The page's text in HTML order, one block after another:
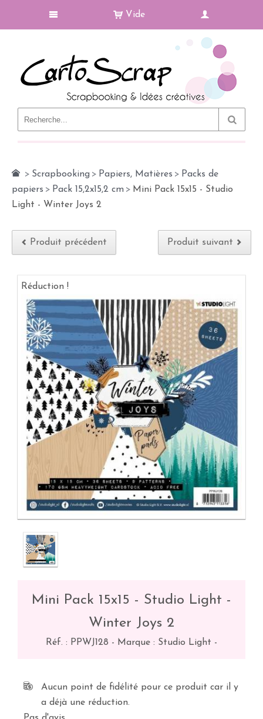
Vide
> Scrapbooking > Papiers, Matières > Packs de
papiers > Pack 15,2x15,2 cm > Mini Pack 15x15 - Studio
Light - Winter Joys 2
Produit précédent Produit suivant
Réduction !
Mini Pack 15x15 - Studio Light -
Winter Joys 2
Réf. : PPWJ128 - Marque : Studio Light -
Aucun point de fidélité pour ce produit car il y
a déjà une réduction.